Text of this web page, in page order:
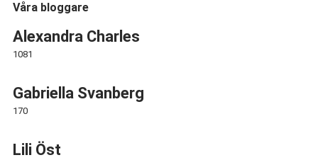
Våra bloggare
Alexandra Charles
1081
Gabriella Svanberg
170
Lili Öst